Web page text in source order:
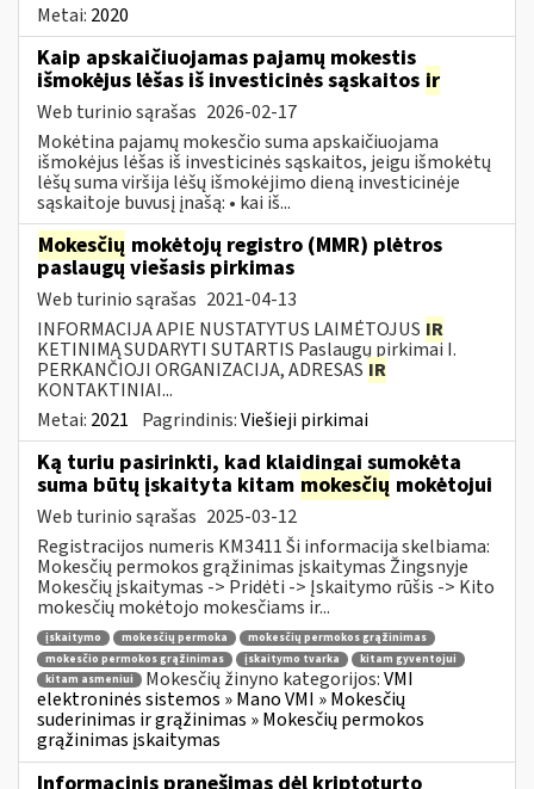
Metai: 2020
Kaip apskaičiuojamas pajamų mokestis
išmokėjus lėšas iš investicinės sąskaitos ir
Web turinio sąrašas 2026-02-17
Mokėtina pajamų mokesčio suma apskaičiuojama
išmokėjus lėšas iš investicinės sąskaitos, jeigu išmokėtų
lėšų suma viršija lėšų išmokėjimo dieną investicinėje
sąskaitoje buvusį įnašą: • kai iš...
Mokesčių mokėtojų registro (MMR) plėtros
paslaugų viešasis pirkimas
Web turinio sąrašas 2021-04-13
INFORMACIJA APIE NUSTATYTUS LAIMĖTOJUS IR
KETINIMĄ SUDARYTI SUTARTIS Paslaugų pirkimai I.
PERKANČIOJI ORGANIZACIJA, ADRESAS IR
KONTAKTINIAI...
Metai: 2021 Pagrindinis:Viešieji pirkimai
Ką turiu pasirinkti, kad klaidingai sumokėta
suma būtų įskaityta kitam mokesčių mokėtojui
Web turinio sąrašas 2025-03-12
Registracijos numeris KM3411 Ši informacija skelbiama:
Mokesčių permokos grąžinimas įskaitymas Žingsnyje
Mokesčių įskaitymas -> Pridėti -> Įskaitymo rūšis -> Kito
mokesčių mokėtojo mokesčiams ir...
įskaitymo mokesčių permoka
mokesčių permokos grąžinimas
mokesčio permokos grąžinimas
įskaitymo tvarka
kitam gyventojui
kitam asmeniui
Mokesčių žinyno kategorijos:VMI
elektroninės sistemos » Mano VMI » Mokesčių
suderinimas ir grąžinimas » Mokesčių permokos
grąžinimas įskaitymas
Informacinis pranešimas dėl kriptoturto